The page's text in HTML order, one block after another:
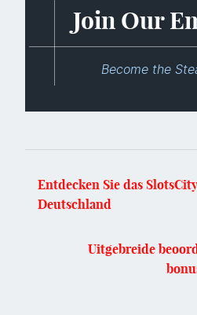
Join Our
Become the
Entdecken Sie das
Deutschland
Uitgebreide